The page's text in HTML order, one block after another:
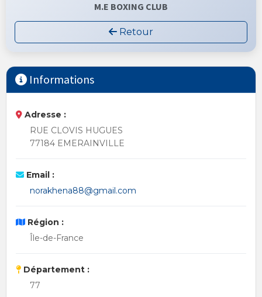
M.E BOXING CLUB
Retour
Informations
Adresse :
RUE CLOVIS HUGUES
77184 EMERAINVILLE
Email :
norakhena88@gmail.com
Région :
Île-de-France
Département :
77